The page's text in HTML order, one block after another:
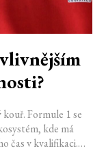
Formule 1 se
kde má
čas v kvalifikaci.